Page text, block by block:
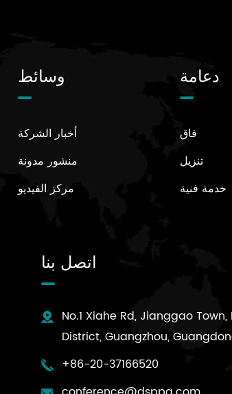
وسائط
أخبار الشركة
منشور مدونة
مركز الفيديو
دعامة
فاق
تنزيل
خدمة فنية
اتصل بنا
No.1 Xiahe Rd, Jianggao Town,
District, Guangzhou,
+86-20-37166520